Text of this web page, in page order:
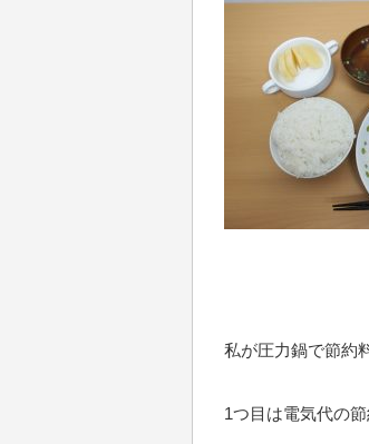
私が圧力鍋で節約
1つ目は電気代の